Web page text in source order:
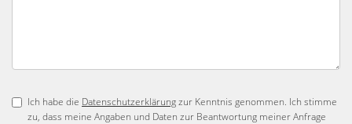
Ich habe die Datenschutzerklärungzur Kenntnis genommen. Ich stimme
zu, dass meine Angaben und Daten zur Beantwortung meiner Anfrage